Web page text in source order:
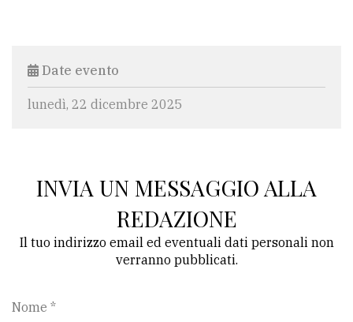
Date evento
lunedì, 22 dicembre 2025
INVIA UN MESSAGGIO ALLA
REDAZIONE
Il tuo indirizzo email ed eventuali dati personali non
verranno pubblicati.
Nome *